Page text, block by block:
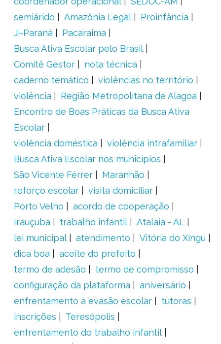
semiárido
Amazônia Legal
Proinfância
Ji-Paraná
Pacaraima
Busca Ativa Escolar pelo Brasil
Comitê Gestor
nota técnica
caderno temático
violências no território
violência
Região Metropolitana de Alagoa
Encontro de Boas Práticas da Busca Ativa
Escolar
violência doméstica
violência intrafamiliar
Busca Ativa Escolar nos municípios
São Vicente Férrer
Maranhão
reforço escolar
visita domiciliar
Porto Velho
acordo de cooperação
Irauçuba
trabalho infantil
Atalaia - AL
lei municipal
atendimento
Vitória do Xingu
dica boa
aceite do prefeito
termo de adesão
termo de compromisso
configuração da plataforma
aniversário
enfrentamento à evasão escolar
tutoras
inscrições
Teresópolis
enfrentamento do trabalho infantil